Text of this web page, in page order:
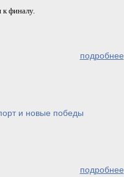
финалу.
подробнее
и новые победы
подробнее